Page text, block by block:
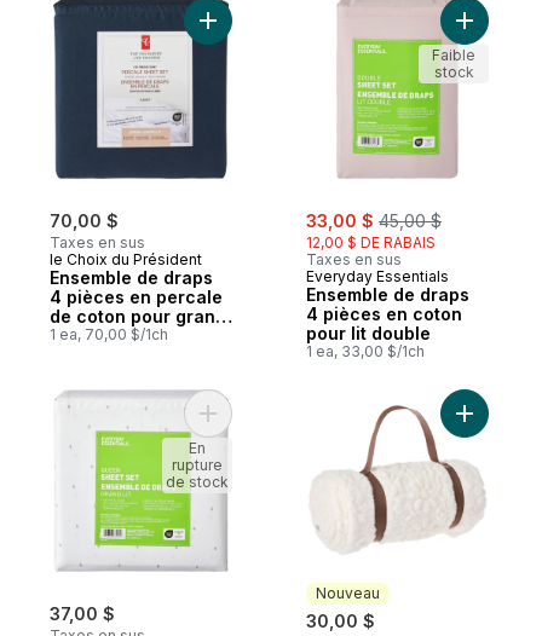
70,00 $
Taxes en sus
le Choix du Président
Ensemble de draps
4 pièces en percale
de coton pour grand
lit
1 ea, 70,00 $/1ch
Ajouter Ensemble de draps 4 pièces en
sale:
33,00 $ , formerly:
45,00 $
12,00 $ DE RABAIS
Taxes en sus
Everyday Essentials
Ensemble de draps
4 pièces en coton
pour lit double
1 ea, 33,00 $/1ch
Ajouter
Faible
stock
37,00 $
Ajouter Ensemble de draps 4 pièces en
En
rupture
de stock
Nouveau
30,00 $
Ajouter